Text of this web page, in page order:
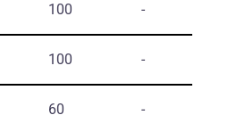
100 -
100 -
60 -